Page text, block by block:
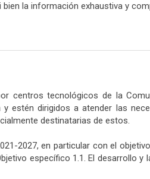
bien la información exhaustiva y
centros tecnológicos de la
estén dirigidos a atender las
destinatarias de estos.
2027, en particular con el
específico 1.1. El desarrollo y